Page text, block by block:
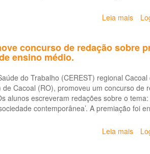
para
em
Mental
Leia mais
da
Linha
10
concurso de redação sobre
ensino médio.
do Trabalho (CEREST) regional
de Cacoal (RO), promoveu um concurso de
alunos escreveram redações sobre o
contemporânea’. A premiação foi
Leia mais